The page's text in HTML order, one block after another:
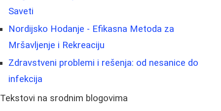
Saveti
Nordijsko Hodanje - Efikasna Metoda za
Mršavljenje i Rekreaciju
Zdravstveni problemi i rešenja: od nesanice do
infekcija
Tekstovi na srodnim blogovima